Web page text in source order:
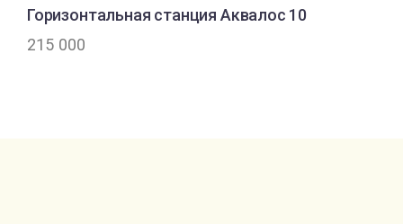
Горизонтальная станция Аквалос 10
215 000